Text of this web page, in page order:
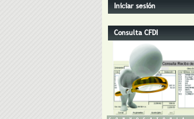
Iniciar sesión
Consulta CFDI